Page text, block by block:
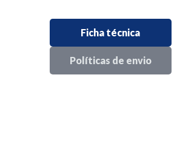
Ficha técnica
Políticas de envio